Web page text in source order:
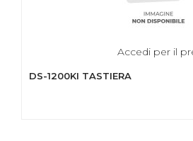
Accedi per il
DS-1200KI TASTIERA